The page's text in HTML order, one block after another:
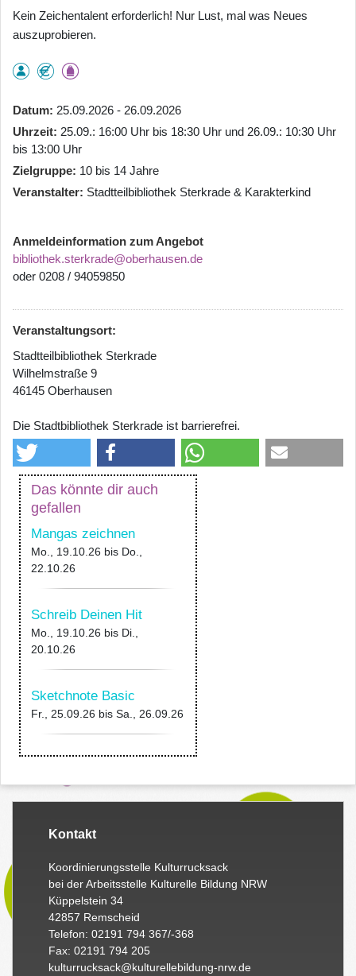
Kein Zeichentalent erforderlich! Nur Lust, mal was Neues
auszuprobieren.
Datum 25.09.2026 - 26.09.2026
Uhrzeit 25.09.: 16:00 Uhr bis 18:30 Uhr und 26.09.: 10:30 Uhr
bis 13:00 Uhr
Zielgruppe 10 bis 14 Jahre
Veranstalter Stadtteilbibliothek Sterkrade & Karakterkind
Anmeldeinformation zum Angebot
bibliothek.sterkrade@oberhausen.de
oder 0208 / 94059850
Veranstaltungsort:
Stadtteilbibliothek Sterkrade
Wilhelmstraße 9
46145 Oberhausen
Die Stadtbibliothek Sterkrade ist barrierefrei.
Das könnte dir auch
gefallen
Mangas zeichnen
Mo., 19.10.26 bis Do.,
22.10.26
Schreib Deinen Hit
Mo., 19.10.26 bis Di.,
20.10.26
Sketchnote Basic
Fr., 25.09.26 bis Sa., 26.09.26
Kontakt
Koordinierungsstelle Kulturrucksack
bei der Arbeitsstelle Kulturelle Bildung NRW
Küppelstein 34
42857 Remscheid
Telefon: 02191 794 367/-368
Fax: 02191 794 205
kulturrucksack@kulturellebildung-nrw.de